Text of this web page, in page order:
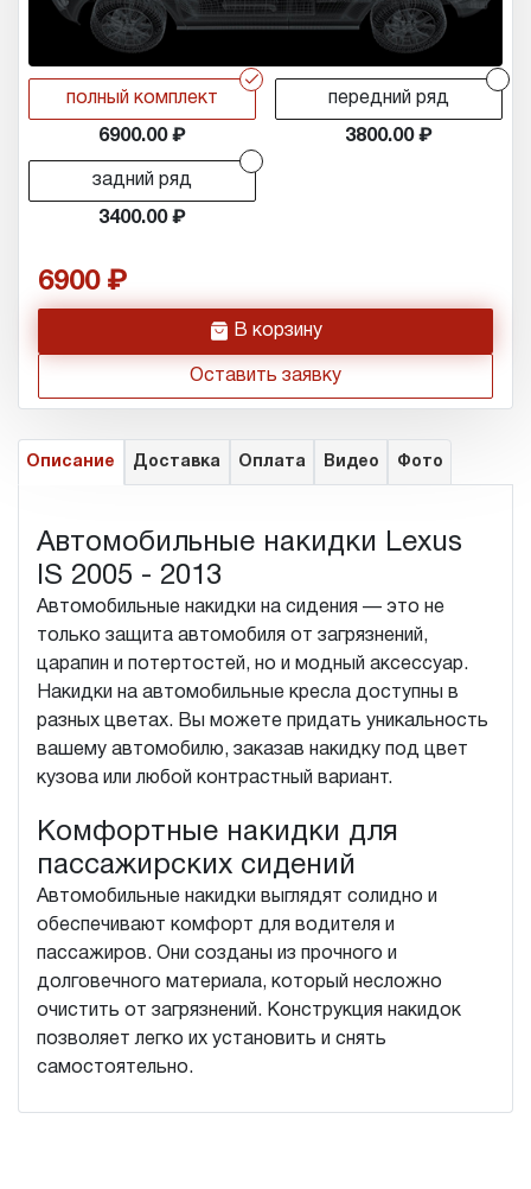
r
полный комплект
6900.00
передний ряд
3800.00
задний ряд
3400.00
6900
h В корзину
Оставить заявку
Описание Доставка Оплата Видео Фото
Автомобильные накидки Lexus
IS 2005 - 2013
Автомобильные накидки на сидения — это не
только защита автомобиля от загрязнений,
царапин и потертостей, но и модный аксессуар.
Накидки на автомобильные кресла доступны в
разных цветах. Вы можете придать уникальность
вашему автомобилю, заказав накидку под цвет
кузова или любой контрастный вариант.
Комфортные накидки для
пассажирских сидений
Автомобильные накидки выглядят солидно и
обеспечивают комфорт для водителя и
пассажиров. Они созданы из прочного и
долговечного материала, который несложно
очистить от загрязнений. Конструкция накидок
позволяет легко их установить и снять
самостоятельно.